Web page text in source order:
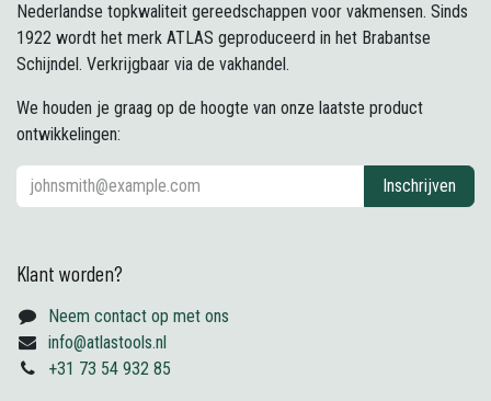
Nederlandse topkwaliteit gereedschappen voor vakmensen. Sinds
1922 wordt het merk ATLAS geproduceerd in het Brabantse
Schijndel. Verkrijgbaar via de vakhandel.
We houden je graag op de hoogte van onze laatste product
ontwikkelingen:
Inschrijven
Klant worden?
Neem contact op met ons
info@atlastools.nl
+31 73 54 932 85